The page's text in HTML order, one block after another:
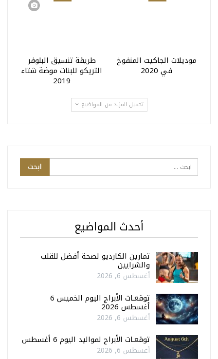
موديلات الجاكيت المنفوخ
في 2020
طريقة تنسيق البلوفر
التريكو للبنات موضة شتاء
2019
تحميل المزيد من المواضيع
أحدث المواضيع
تمارين الكارديو لصحة أفضل للقلب
والشرايين
أغسطس 6, 2026
توقعـات الأبراج اليوم الخميس 6
أغسطس 2026
أغسطس 6, 2026
توقعـات الأبراج لمواليد اليوم 6 أغسطس
أغسطس 6, 2026